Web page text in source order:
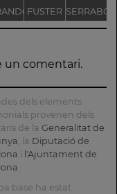
FUSTER SERRABOU
un comentari.
dels elements
provenen dels
de la Generalitat de
, la Diputació de
i l'Ajuntament de
base ha estat